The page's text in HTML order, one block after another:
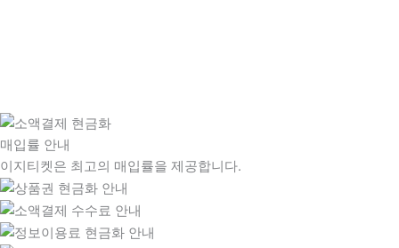
매입률 안내
이지티켓은 최고의 매입률을 제공합니다.